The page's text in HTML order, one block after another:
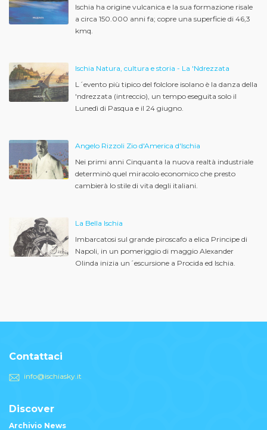
Ischia ha origine vulcanica e la sua formazione risale
a circa 150.000 anni fa; copre una superficie di 46,3
kmq.
Ischia Natura, cultura e storia - La 'Ndrezzata
L´evento più tipico del folclore isolano è la danza della
'ndrezzata (intreccio), un tempo eseguita solo il
Lunedì di Pasqua e il 24 giugno.
Angelo Rizzoli Zio d'America d'Ischia
Nei primi anni Cinquanta la nuova realtà industriale
determinò quel miracolo economico che presto
cambierà lo stile di vita degli italiani.
La Bella Ischia
Imbarcatosi sul grande piroscafo a elica Principe di
Napoli, in un pomeriggio di maggio Alexander
Olinda inizia un´escursione a Procida ed Ischia.
Contattaci
info@ischiasky.it
Discover
Archivio News